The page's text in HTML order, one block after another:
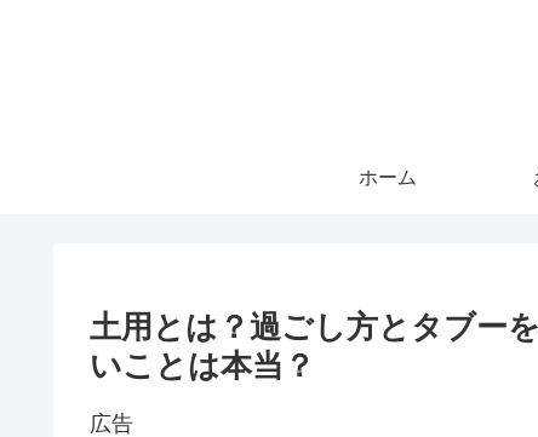
ホーム
土用とは？過ごし方とタブー
いことは本当？
広告